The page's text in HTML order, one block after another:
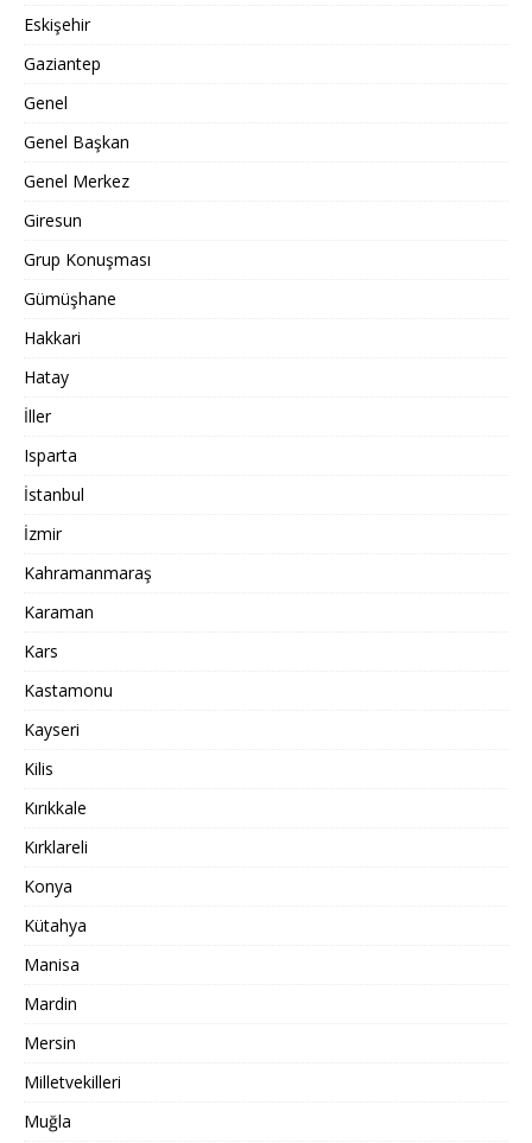
Eskişehir
Gaziantep
Genel
Genel Başkan
Genel Merkez
Giresun
Grup Konuşması
Gümüşhane
Hakkari
Hatay
İller
Isparta
İstanbul
İzmir
Kahramanmaraş
Karaman
Kars
Kastamonu
Kayseri
Kilis
Kırıkkale
Kırklareli
Konya
Kütahya
Manisa
Mardin
Mersin
Milletvekilleri
Muğla